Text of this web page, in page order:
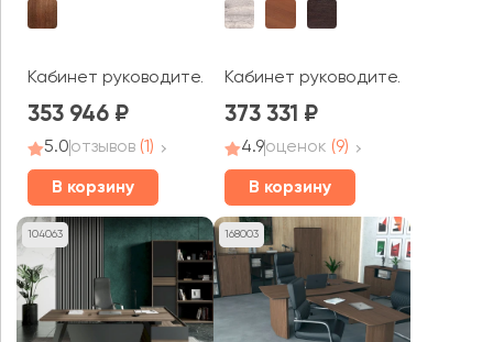
Кабинет руководителя Dante
353 946
5.0отзывов (1)
В корзину
Кабинет руководителя
373 331
4.9оценок (9)
В корзину
104063 168003